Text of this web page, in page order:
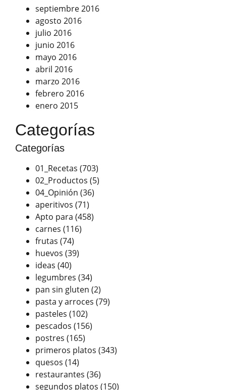
septiembre 2016
agosto 2016
julio 2016
junio 2016
mayo 2016
abril 2016
marzo 2016
febrero 2016
enero 2015
Categorías
Categorías
01_Recetas (703)
02_Productos (5)
04_Opinión (36)
aperitivos (71)
Apto para (458)
carnes (116)
frutas (74)
huevos (39)
ideas (40)
legumbres (34)
pan sin gluten (2)
pasta y arroces (79)
pasteles (102)
pescados (156)
postres (165)
primeros platos (343)
quesos (14)
restaurantes (36)
segundos platos (150)